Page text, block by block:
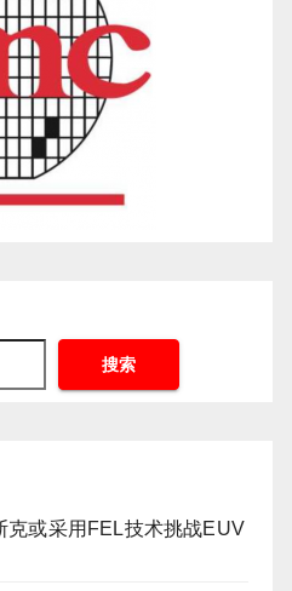
搜索
克或采用FEL技术挑战EUV